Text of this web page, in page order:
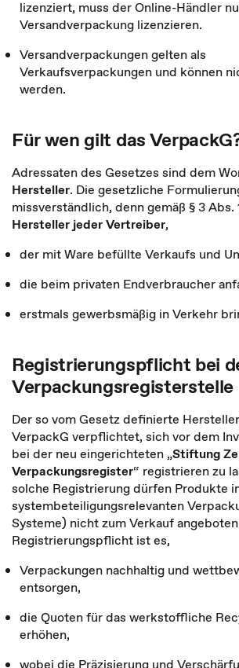
lizenziert, muss der Online-Händler
Versandverpackung lizenzieren.
Versandverpackungen gelten als
Verkaufsverpackungen und können
werden.
Für wen gilt das
Adressaten des Gesetzes sind dem
Hersteller. Die gesetzliche
missverständlich, denn gemäß § 3 Abs.
Hersteller jeder Vertreiber,
der mit Ware befüllte Verkaufs und
die beim privaten Endverbraucher
erstmals gewerbsmäßig in Verkehr
Registrierungspflicht bei
Verpackungsregisterstelle
Der so vom Gesetz definierte
VerpackG verpflichtet, sich vor dem
bei der neu eingerichteten „Stiftung
Verpackungsregister“ registrieren zu
solche Registrierung dürfen Produkte
systembeteiligungsrelevanten
Systeme) nicht zum Verkauf
Registrierungspflicht ist es,
Verpackungen nachhaltig und
entsorgen,
die Quoten für das werkstoffliche
erhöhen,
wobei die Präzisierung und